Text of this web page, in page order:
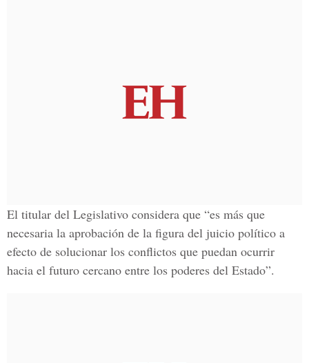
El titular del Legislativo considera que “es más que
necesaria la aprobación de la figura del juicio político a
efecto de solucionar los conflictos que puedan ocurrir
hacia el futuro cercano entre los poderes del Estado”.